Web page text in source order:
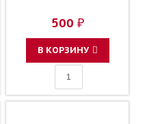
500 ₽
В КОРЗИНУ